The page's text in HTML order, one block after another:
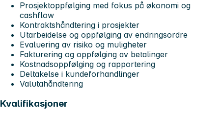
Prosjektoppfølging med fokus på økonomi og
cashflow
Kontraktshåndtering i prosjekter
Utarbeidelse og oppfølging av endringsordre
Evaluering av risiko og muligheter
Fakturering og oppfølging av betalinger
Kostnadsoppfølging og rapportering
Deltakelse i kundeforhandlinger
Valutahåndtering
Kvalifikasjoner